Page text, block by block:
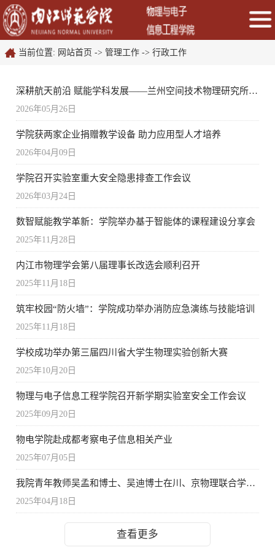
当前位置: 网站首页 -> 管理工作 -> 行政工作
深耕航天前沿 赋能学科发展——兰州空间技术物理研究所王尚民高级工程师莅临我院作专题学术报告
2026年05月26日
学院获两家企业捐赠教学设备 助力应用型人才培养
2026年04月09日
学院召开实验室重大安全隐患排查工作会议
2026年03月24日
数智赋能教学革新：学院举办基于智能体的课程建设分享会
2025年11月28日
内江市物理学会第八届理事长改选会顺利召开
2025年11月18日
筑牢校园“防火墙”：学院成功举办消防应急演练与技能培训
2025年11月18日
学校成功举办第三届四川省大学生物理实验创新大赛
2025年10月20日
物理与电子信息工程学院召开新学期实验室安全工作会议
2025年09月20日
物电学院赴成都考察电子信息相关产业
2025年07月05日
我院青年教师吴孟和博士、吴迪博士在川、京物理联合学术年会展示黑洞研究与变分量子计算新成果
2025年04月18日
查看更多